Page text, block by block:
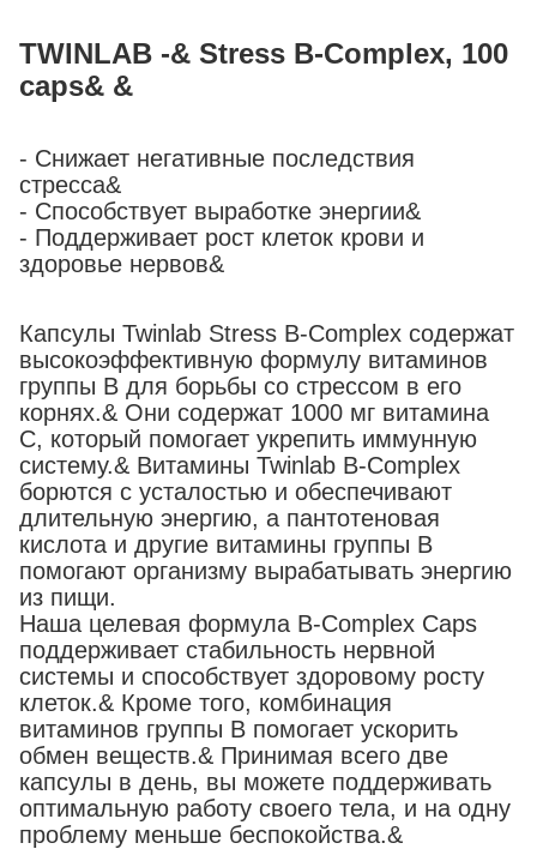
TWINLAB -& Stress B-Complex, 100
caps& &
- Снижает негативные последствия
стресса&
- Способствует выработке энергии&
- Поддерживает рост клеток крови и
здоровье нервов&
Капсулы Twinlab Stress B-Complex содержат
высокоэффективную формулу витаминов
группы В для борьбы со стрессом в его
корнях.& Они содержат 1000 мг витамина
С, который помогает укрепить иммунную
систему.& Витамины Twinlab B-Complex
борются с усталостью и обеспечивают
длительную энергию, а пантотеновая
кислота и другие витамины группы B
помогают организму вырабатывать энергию
из пищи.
Наша целевая формула B-Complex Caps
поддерживает стабильность нервной
системы и способствует здоровому росту
клеток.& Кроме того, комбинация
витаминов группы В помогает ускорить
обмен веществ.& Принимая всего две
капсулы в день, вы можете поддерживать
оптимальную работу своего тела, и на одну
проблему меньше беспокойства.&